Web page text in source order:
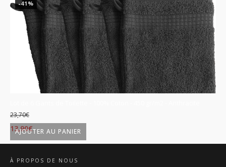
-41%
AJOUTER AU PANIER
23,70€
Le
prix
initial
13,90€Le
prix
actuel
À PROPOS DE NOUS